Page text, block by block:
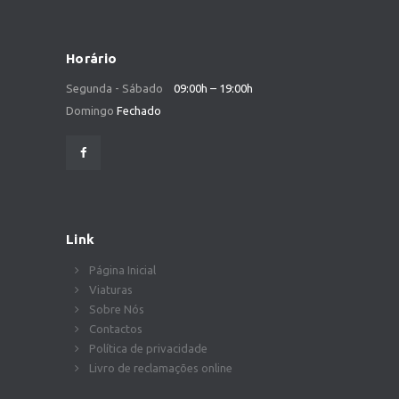
Horário
Segunda - Sábado 09:00h – 19:00h
Domingo Fechado
Link
Página Inicial
Viaturas
Sobre Nós
Contactos
Política de privacidade
Livro de reclamações online